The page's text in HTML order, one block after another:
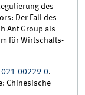
des
Der Fall des
Ant Group als
für Wirtschafts-
00229-0.
Chinesische